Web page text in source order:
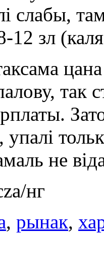
слабы,
зл
так
упалі
не
нг
, рынак,